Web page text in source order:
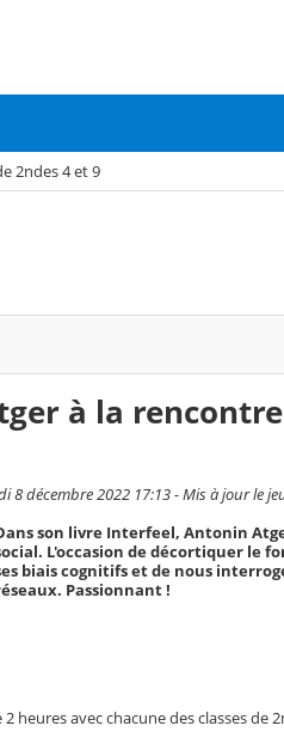
2ndes 4 et 9
à la rencontre
8 décembre 2022 17:13 - Mis à jour le
son livre Interfeel, Antonin
L'occasion de décortiquer le
biais cognitifs et de nous
Passionnant !
heures avec chacune des classes de